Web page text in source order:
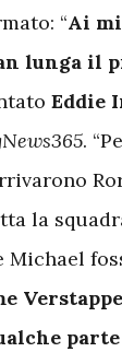
“Ai
lunga il
Eddie
.
la
Michael